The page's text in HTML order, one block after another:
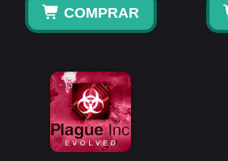
COMPRAR